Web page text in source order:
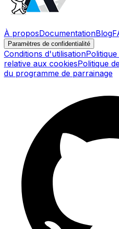
À proposDocumentationBlog
Paramètres de confidentialité
Conditions d'utilisation
relative aux cookiesPolitique
du programme de parrainage